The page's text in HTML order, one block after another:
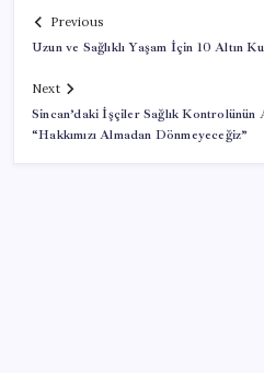
Previous
Uzun ve Sağlıklı Yaşam İçin 10 Altın
Next
Sincan’daki İşçiler Sağlık Kontrolünün
“Hakkımızı Almadan Dönmeyeceğiz”